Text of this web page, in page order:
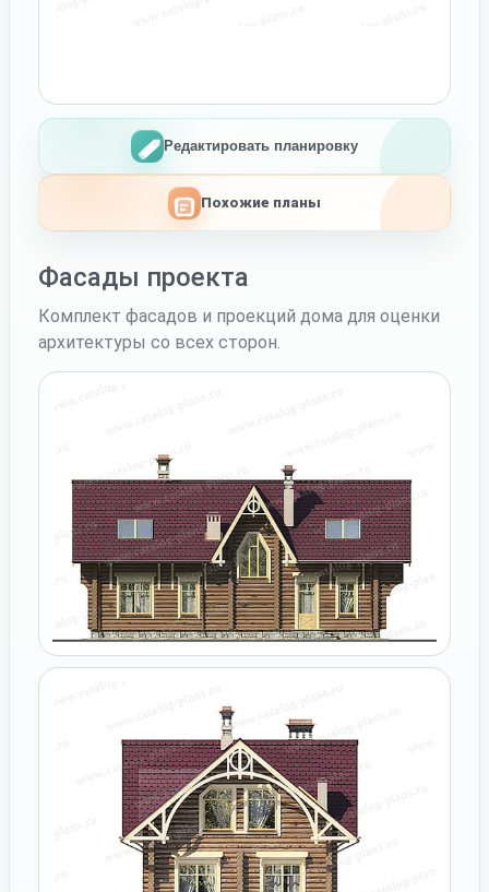
Редактировать планировку
Похожие планы
Фасады проекта
Комплект фасадов и проекций дома для оценки
архитектуры со всех сторон.